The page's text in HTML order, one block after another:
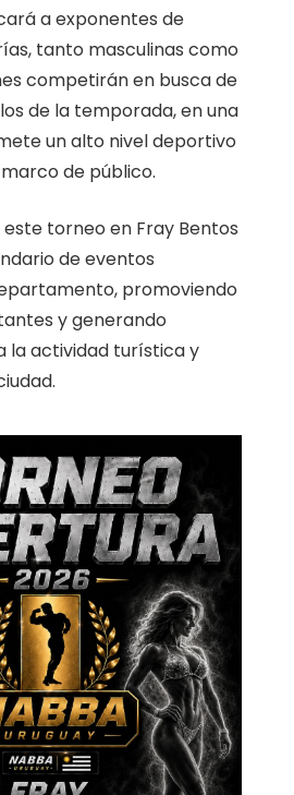
a exponentes de
tanto masculinas como
competirán en busca de
de la temporada, en una
un alto nivel deportivo
de público.
este torneo en Fray Bentos
de eventos
promoviendo
y generando
la actividad turística y